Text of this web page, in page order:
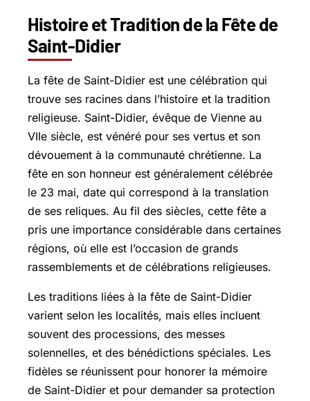
Histoire et Tradition de la Fête de
Saint-Didier
La fête de Saint-Didier est une célébration qui
trouve ses racines dans l’histoire et la tradition
religieuse. Saint-Didier, évêque de Vienne au
VIIe siècle, est vénéré pour ses vertus et son
dévouement à la communauté chrétienne. La
fête en son honneur est généralement célébrée
le 23 mai, date qui correspond à la translation
de ses reliques. Au fil des siècles, cette fête a
pris une importance considérable dans certaines
régions, où elle est l’occasion de grands
rassemblements et de célébrations religieuses.
Les traditions liées à la fête de Saint-Didier
varient selon les localités, mais elles incluent
souvent des processions, des messes
solennelles, et des bénédictions spéciales. Les
fidèles se réunissent pour honorer la mémoire
de Saint-Didier et pour demander sa protection